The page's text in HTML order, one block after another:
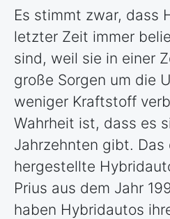
Es stimmt zwar, dass
letzter Zeit immer
sind, weil sie in einer
große Sorgen um die
weniger Kraftstoff
Wahrheit ist, dass es
Jahrzehnten gibt. Das
hergestellte
Prius aus dem Jahr
haben Hybridautos